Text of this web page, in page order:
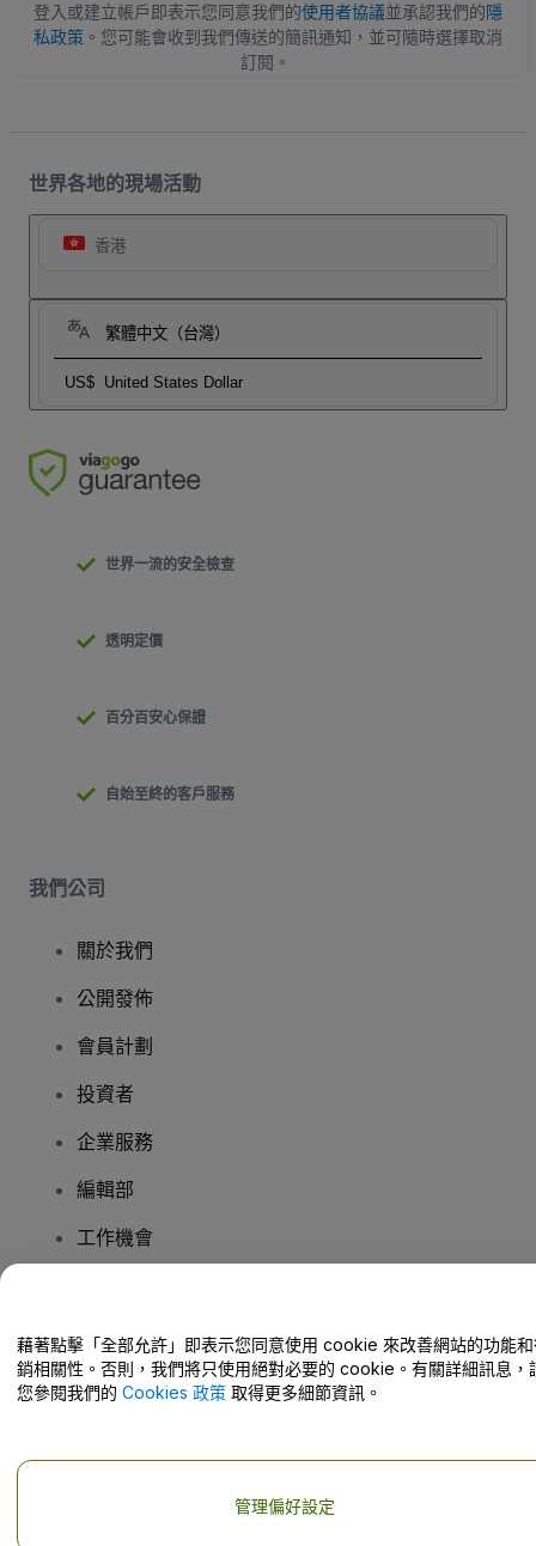
登入或建立帳戶即表示您同意我們的使用者協議並承認我們的隱
私政策 。您可能會收到我們傳送的簡訊通知，並可隨時選擇取消
訂閱。
世界各地的現場活動
香港
繁體中文（台灣）
US$ United States Dollar
世界一流的安全檢查
透明定價
百分百安心保證
自始至終的客戶服務
我們公司
關於我們
公開發佈
會員計劃
投資者
企業服務
編輯部
工作機會
幫助中心 / 聯絡我們
公司詳情
藉著點擊「全部允許」即表示您同意使用 cookie 來改善網站的功能
銷相關性。否則，我們將只使用絕對必要的 cookie。有關詳細訊息，
您參閱我們的 Cookies 政策 取得更多細節資訊。
管理偏好設定